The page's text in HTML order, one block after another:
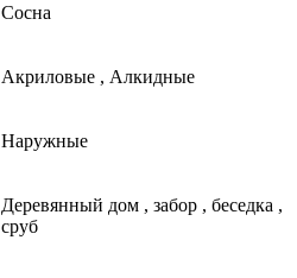
Сосна
Акриловые , Алкидные
Наружные
Деревянный дом , забор , беседка ,
сруб